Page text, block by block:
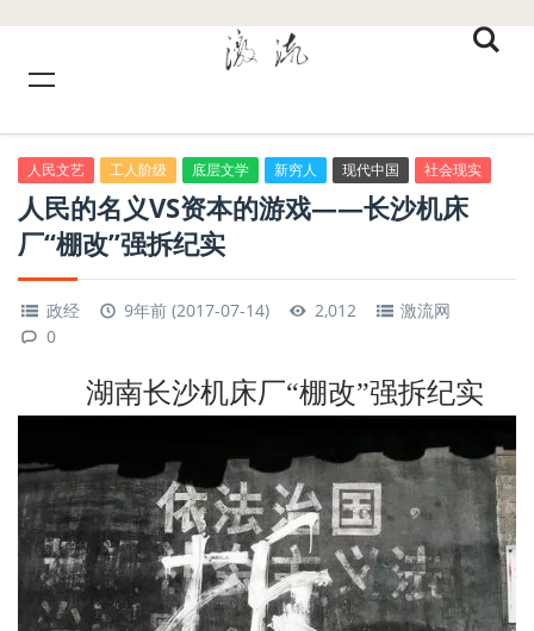
人民文艺 工人阶级 底层文学 新穷人 现代中国 社会现实
人民的名义VS资本的游戏——长沙机床
厂“棚改”强拆纪实
政经 9年前 (2017-07-14) 2,012
激流网
0
湖南长沙机床厂“棚改”强拆纪实